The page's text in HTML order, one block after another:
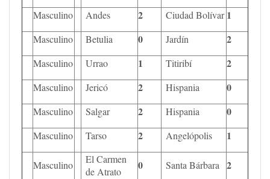
Masculino Andes 2 Ciudad Bolívar 1
Masculino Betulia 0 Jardín 2
Masculino Urrao 1 Titiribí 2
Masculino Jericó 2 Hispania 0
Masculino Salgar 2 Hispania 0
Masculino Tarso 2 Angelópolis 1
Masculino
El Carmen
de Atrato
0 Santa Bárbara 2